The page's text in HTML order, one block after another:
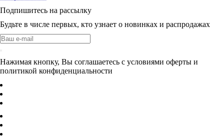
Подпишитесь на рассылку
Будьте в числе первых, кто узнает о новинках и распродажах
Нажимая кнопку, Вы соглашаетесь с условиями оферты и
политикой конфиденциальности